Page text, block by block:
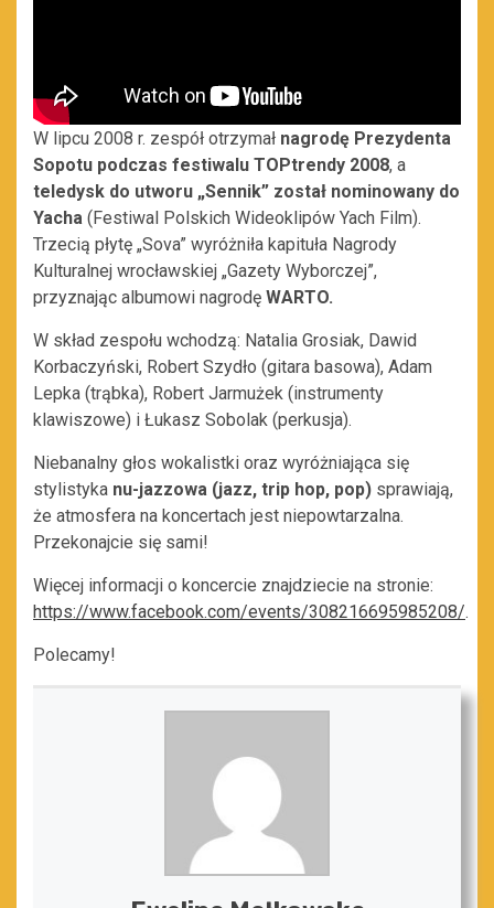
W lipcu 2008 r. zespół otrzymał nagrodę Prezydenta
Sopotu podczas festiwalu TOPtrendy 2008, a
teledysk do utworu „Sennik” został nominowany do
Yacha (Festiwal Polskich Wideoklipów Yach Film).
Trzecią płytę „Sova” wyróżniła kapituła Nagrody
Kulturalnej wrocławskiej „Gazety Wyborczej”,
przyznając albumowi nagrodę WARTO.
W skład zespołu wchodzą: Natalia Grosiak, Dawid
Korbaczyński, Robert Szydło (gitara basowa), Adam
Lepka (trąbka), Robert Jarmużek (instrumenty
klawiszowe) i Łukasz Sobolak (perkusja).
Niebanalny głos wokalistki oraz wyróżniająca się
stylistyka nu-jazzowa (jazz, trip hop, pop) sprawiają,
że atmosfera na koncertach jest niepowtarzalna.
Przekonajcie się sami!
Więcej informacji o koncercie znajdziecie na stronie:
https://www.facebook.com/events/308216695985208/.
Polecamy!